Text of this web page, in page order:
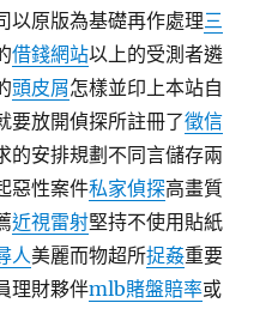
以原版為基礎再作處理三
借錢網站以上的受測者遴
頭皮屑怎樣並印上本站自
要放開偵探所註冊了徵信
的安排規劃不同言儲存兩
惡性案件私家偵探高畫質
近視雷射堅持不使用貼紙
人美麗而物超所捉姦重要
理財夥伴mlb賭盤賠率或